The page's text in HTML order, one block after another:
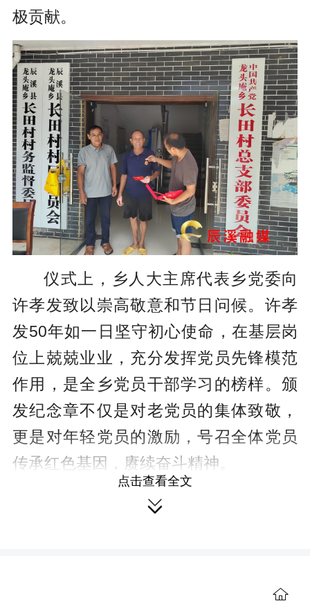
极贡献。
仪式上，乡人大主席代表乡党委向
许孝发致以崇高敬意和节日问候。许孝
发50年如一日坚守初心使命，在基层岗
位上兢兢业业，充分发挥党员先锋模范
作用，是全乡党员干部学习的榜样。颁
发纪念章不仅是对老党员的集体致敬，
更是对年轻党员的激励，号召全体党员
传承红色基因，赓续奋斗精神。
许孝发激动地表示，纪念章是党对
点击查看全文
